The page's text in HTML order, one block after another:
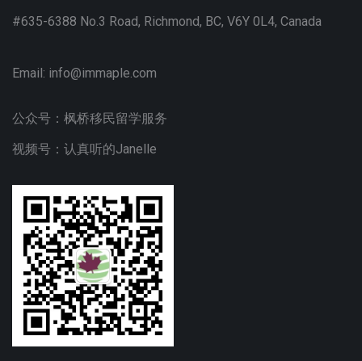
#635-6388 No.3 Road, Richmond, BC, V6Y 0L4, Canada
Email: info@immaple.com
公众号：枫桥移民留学服务
视频号：认真听的Janelle